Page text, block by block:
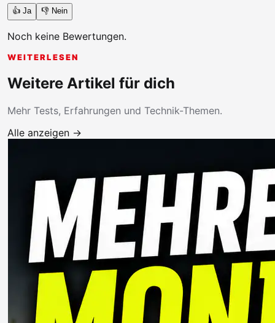
👍 Ja 👎 Nein
Noch keine Bewertungen.
WEITERLESEN
Weitere Artikel für dich
Mehr Tests, Erfahrungen und Technik-Themen.
Alle anzeigen →